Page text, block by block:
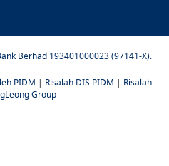
Berhad 193401000023 (97141-X).
PIDM | Risalah DIS PIDM | Risalah
Group